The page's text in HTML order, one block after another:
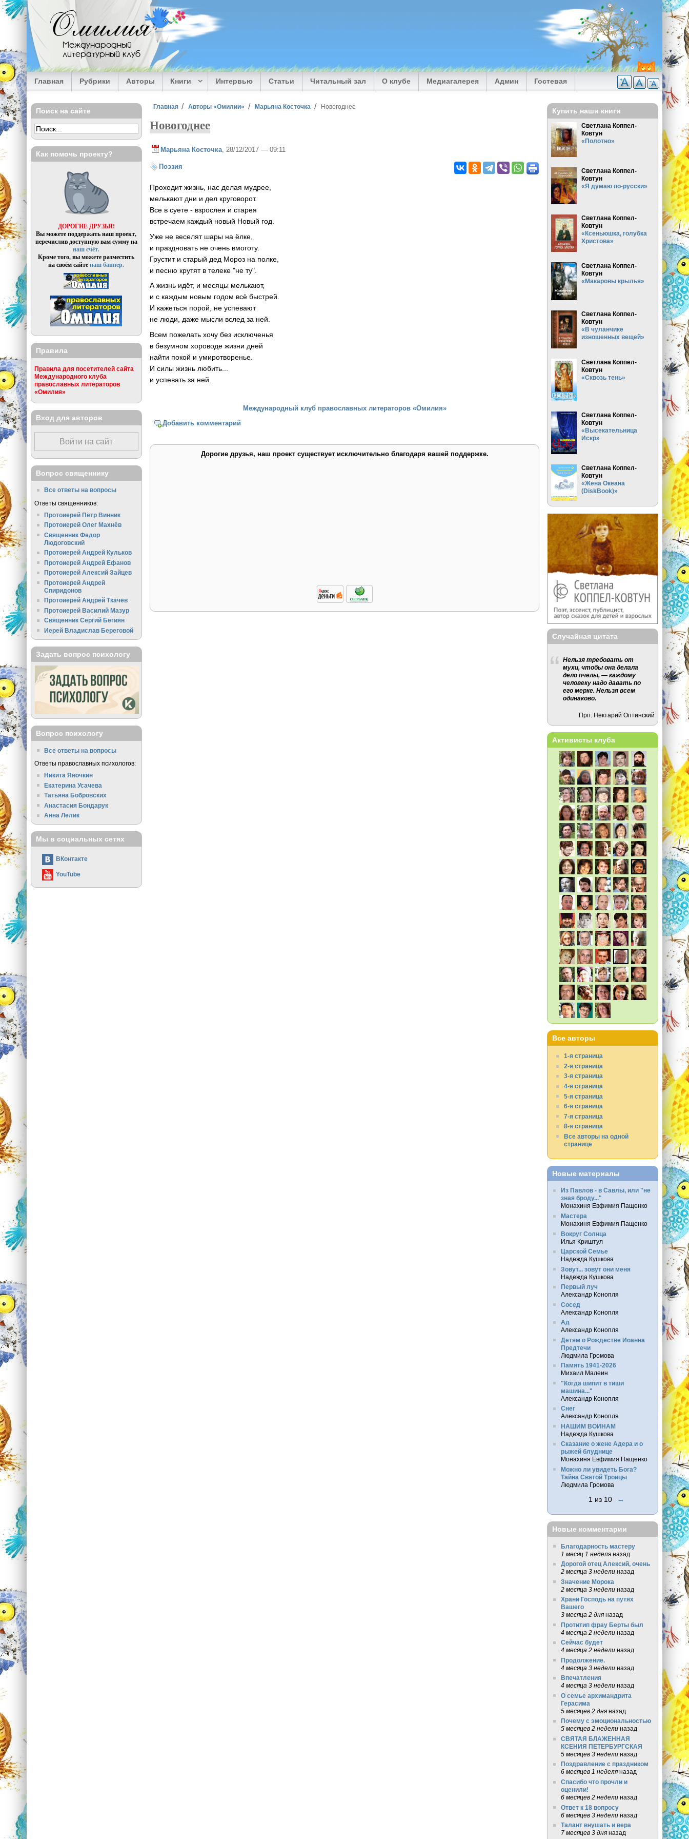
Перейти к основному содержанию
Омилия
Международный
литературный клуб
Главная Рубрики Авторы Книги Интервью Статьи Читальный зал О клубе Медиагалерея Админ Гостевая
Вы здесь
Главная Авторы «Омилии» Марьяна Косточка Новогоднее
Новогоднее
Марьяна Косточка , 28/12/2017 — 09:11
Поэзия
Проходит жизнь, нас делая мудрее,
мелькают дни и дел круговорот.
Все в суете - взрослея и старея
встречаем каждый новый Новый год.
Уже не веселят шары на ёлке,
и праздновать не очень вмоготу.
Грустит и старый дед Мороз на полке,
и песню крутят в телеке "не ту".
А жизнь идёт, и месяцы мелькают,
и с каждым новым годом всё быстрей.
И кажеться порой, не успевают
не люди, даже мысли вслед за ней.
Всем пожелать хочу без исключенья
в безумном хороводе жизни дней
найти покой и умиротворенье.
И силы жизнь любить...
и успевать за ней.
Международный клуб православных литераторов «Омилия»
Добавить комментарий
Дорогие друзья, наш проект существует исключительно благодаря вашей поддержке.
Поиск на сайте
Как помочь проекту?
ДОРОГИЕ ДРУЗЬЯ!
Вы можете поддержать наш проект,
перечислив доступную вам сумму на
наш счёт.
Кроме того, вы можете разместить
на своём сайтенаш баннер.
Правила
Правила для посетителей сайта
Международного клуба
православных литераторов
«Омилия»
Вход для авторов
Войти на сайт
Вопрос священнику
Все ответы на вопросы
Ответы священников:
Протоиерей Пётр Винник
Протоиерей Олег Махнёв
Священник Федор
Людоговский
Протоиерей Андрей Кульков
Протоиерей Андрей Ефанов
Протоиерей Алексий Зайцев
Протоиерей Андрей
Спиридонов
Протоиерей Андрей Ткачёв
Протоиерей Василий Мазур
Священник Сергий Бегиян
Иерей Владислав Береговой
Задать вопрос психологу
Вопрос психологу
Все ответы на вопросы
Ответы православных психологов:
Никита Яночкин
Екатерина Усачева
Татьяна Бобровских
Анастасия Бондарук
Анна Лелик
Мы в социальных сетях
ВКонтакте
YouTube
Купить наши книги
Светлана Коппел-
Ковтун
«Полотно»
Светлана Коппел-
Ковтун
«Я думаю по-русски»
Светлана Коппел-
Ковтун
«Ксеньюшка, голубка
Христова»
Светлана Коппел-
Ковтун
«Макаровы крылья»
Светлана Коппел-
Ковтун
«В чуланчике
изношенных вещей»
Светлана Коппел-
Ковтун
«Сквозь тень»
Светлана Коппел-
Ковтун
«Высекательница
Искр»
Светлана Коппел-
Ковтун
«Жена Океана
(DiskBook)»
Случайная цитата
Нельзя требовать от
мухи, чтобы она делала
дело пчелы, — каждому
человеку надо давать по
его мерке. Нельзя всем
одинаково.
Прп. Нектарий Оптинский
Активисты клуба
Все авторы
1-я страница
2-я страница
3-я страница
4-я страница
5-я страница
6-я страница
7-я страница
8-я страница
Все авторы на одной
странице
Новые материалы
Из Павлов - в Савлы, или "не
зная броду..."
Монахиня Евфимия Пащенко
Мастера
Монахиня Евфимия Пащенко
Вокруг Солнца
Илья Криштул
Царской Семье
Надежда Кушкова
Зовут... зовут они меня
Надежда Кушкова
Первый луч
Александр Конопля
Сосед
Александр Конопля
Ад
Александр Конопля
Детям о Рождестве Иоанна
Предтечи
Людмила Громова
Память 1941-2026
Михаил Малеин
"Когда шипит в тиши
машина..."
Александр Конопля
Снег
Александр Конопля
НАШИМ ВОИНАМ
Надежда Кушкова
Сказание о жене Адера и о
рыжей блуднице
Монахиня Евфимия Пащенко
Можно ли увидеть Бога?
Тайна Святой Троицы
Людмила Громова
1 из 10 →
Новые комментарии
Благодарность мастеру
1 месяц 1 неделяназад
Дорогой отец Алексий, очень
2 месяца 3 неделиназад
Значение Морока
2 месяца 3 неделиназад
Храни Господь на путях
Вашего
3 месяца 2 дняназад
Протитип фрау Берты был
4 месяца 2 неделиназад
Сейчас будет
4 месяца 2 неделиназад
Продолжение.
4 месяца 3 неделиназад
Впечатления
4 месяца 3 неделиназад
О семье архимандрита
Герасима
5 месяцев 2 дняназад
Почему с эмоциональностью
5 месяцев 2 неделиназад
СВЯТАЯ БЛАЖЕННАЯ
КСЕНИЯ ПЕТЕРБУРГСКАЯ
5 месяцев 3 неделиназад
Поздравление с праздником
6 месяцев 1 неделяназад
Спасибо что прочли и
оценили!
6 месяцев 2 неделиназад
Ответ к 18 вопросу
6 месяцев 3 неделиназад
Талант внушать и вера
7 месяцев 3 дняназад